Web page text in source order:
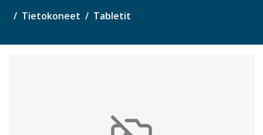
Tietokoneet Tabletit